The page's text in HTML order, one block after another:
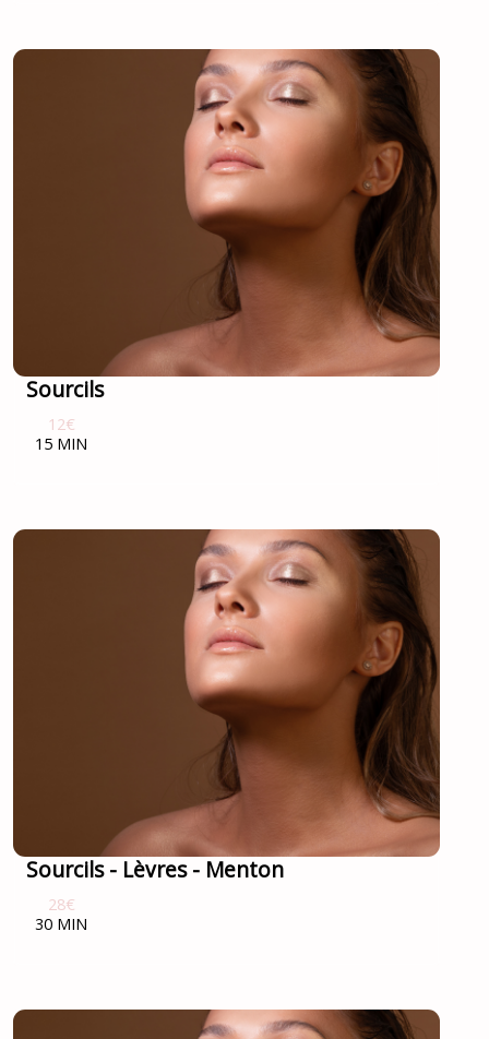
Sourcils
12€
15 MIN
Sourcils - Lèvres - Menton
28€
30 MIN